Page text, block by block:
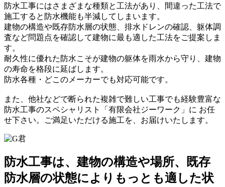
防水工事にはさまざまな種類と工法があり、間違った工法で
施工すると防水機能も半減してしまいます。
建物の構造や既存防水層の状態、排水ドレンの確認、躯体調
査など問題点を確認して建物に最も適した工法をご提案しま
す。
耐久性に優れた防水こそが建物の躯体を雨水から守り、建物
の寿命を格段に延ばします。
防水各種・どこのメーカーでも対応可能です。
また、他社などで断られた複雑で難しい工事でも経験豊富な
防水工事のスペシャリスト「有限会社ジーワーク」 に お任
せ下さい。ご満足いただける施工を、お届けいたします。
防水工事は、建物の構造や場所、既存
防水層の状態によりもっとも適した状